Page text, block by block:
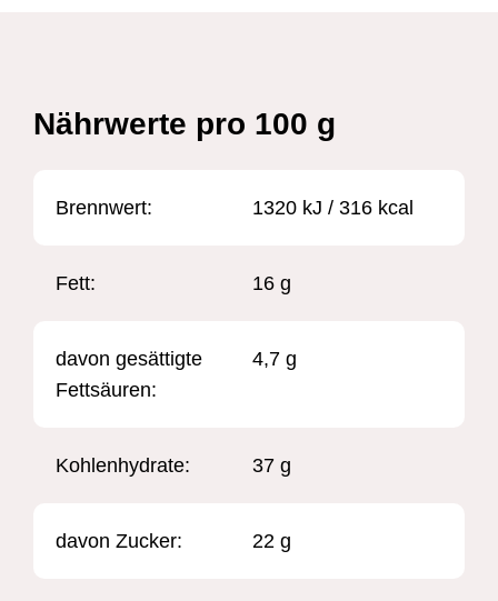
Nährwerte pro 100 g
Brennwert: ​ 1320 kJ / 316 kcal
Fett: 16 g
davon gesättigte
Fettsäuren:
4,7 g
Kohlenhydrate: 37 g
davon Zucker: 22 g